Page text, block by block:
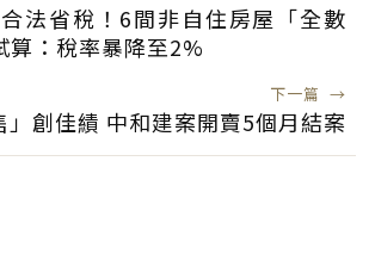
法省稅！6間非自住房屋「全數
算：稅率暴降至2%
下一篇 →
」創佳績 中和建案開賣5個月結案